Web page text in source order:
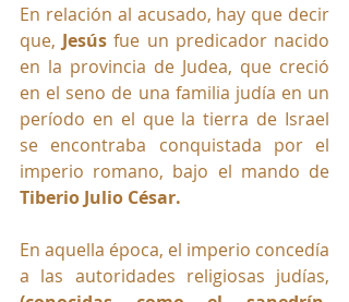
En relación al acusado, hay que decir
que, Jesús fue un predicador nacido
en la provincia de Judea, que creció
en el seno de una familia judía en un
período en el que la tierra de Israel
se encontraba conquistada por el
Tiberio Julio César.
En aquella época, el imperio concedía